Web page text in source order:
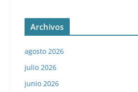
Archivos
agosto 2026
julio 2026
junio 2026